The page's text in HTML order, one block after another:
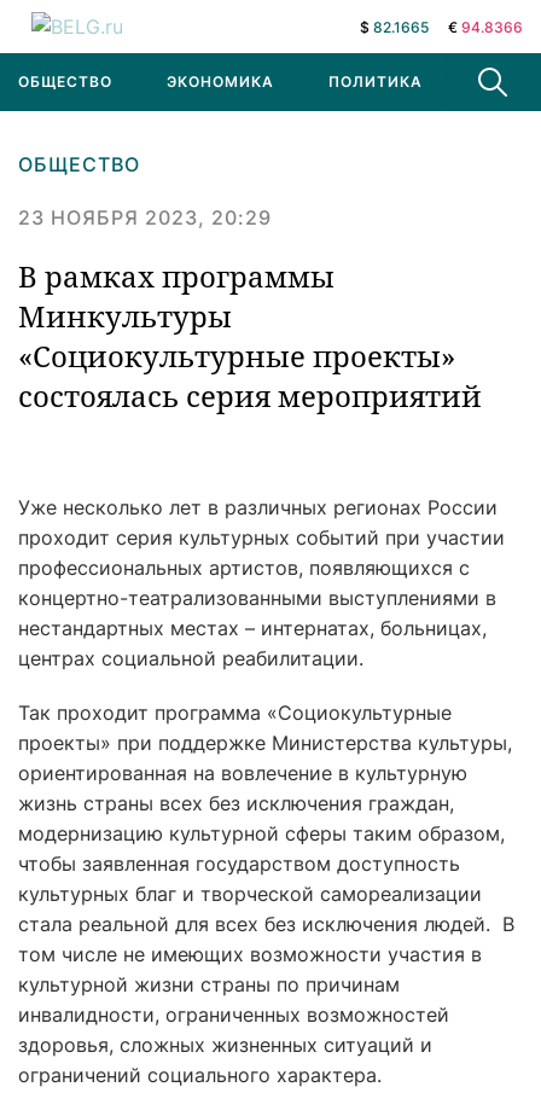
$ 82.1665 € 94.8366
ОБЩЕСТВО ЭКОНОМИКА ПОЛИТИКА В МИРЕ
ОБЩЕСТВО
23 НОЯБРЯ 2023, 20:29
В рамках программы
Минкультуры
«Социокультурные проекты»
состоялась серия мероприятий
Уже несколько лет в различных регионах России
проходит серия культурных событий при участии
профессиональных артистов, появляющихся с
концертно-театрализованными выступлениями в
нестандартных местах – интернатах, больницах,
центрах социальной реабилитации.
Так проходит программа «Социокультурные
проекты» при поддержке Министерства культуры,
ориентированная на вовлечение в культурную
жизнь страны всех без исключения граждан,
модернизацию культурной сферы таким образом,
чтобы заявленная государством доступность
культурных благ и творческой самореализации
стала реальной для всех без исключения людей. В
том числе не имеющих возможности участия в
культурной жизни страны по причинам
инвалидности, ограниченных возможностей
здоровья, сложных жизненных ситуаций и
ограничений социального характера.